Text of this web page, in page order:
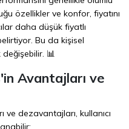
özellikler ve konfor, fiyatını
daha düşük fiyatlı
Bu da kişisel
📊
Avantajları ve
dezavantajları, kullanıcı